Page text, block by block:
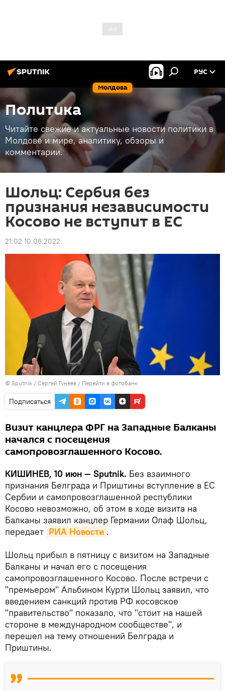
Молдова
РУС
Политика
Читайте свежие и актуальные новости политики в
Молдове и мире, аналитику, обзоры и
комментарии.
Шольц: Сербия без
признания независимости
Косово не вступит в ЕС
21:02 10.06.2022
© Sputnik / Сергей Гунеев / Перейти в фотобанк
Подписаться
Визит канцлера ФРГ на Западные Балканы
начался с посещения
самопровозглашенного Косово.
КИШИНЕВ, 10 июн — Sputnik. Без взаимного
признания Белграда и Приштины вступление в ЕС
Сербии и самопровозглашенной республики
Косово невозможно, об этом в ходе визита на
Балканы заявил канцлер Германии Олаф Шольц,
передает РИА Новости .
Шольц прибыл в пятницу с визитом на Западные
Балканы и начал его с посещения
самопровозглашенного Косово. После встречи с
"премьером" Альбином Курти Шольц заявил, что
введением санкций против РФ косовское
"правительство" показало, что "стоит на нашей
стороне в международном сообществе", и
перешел на тему отношений Белграда и
Приштины.